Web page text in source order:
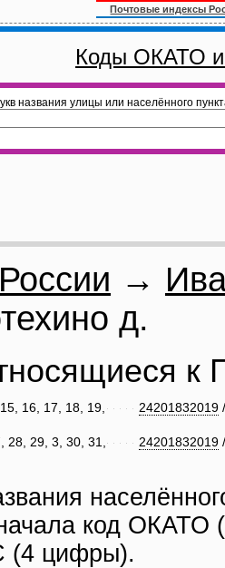
Почтовые индексы
Коды ОКАТО
названия улицы или населённого
→
д.
к
24201832019
16, 17, 18, 19,
24201832019
28, 29, 3, 30, 31,
код ОКАТО
цифры).